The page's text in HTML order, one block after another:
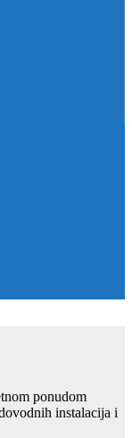
ponudom
instalacija i